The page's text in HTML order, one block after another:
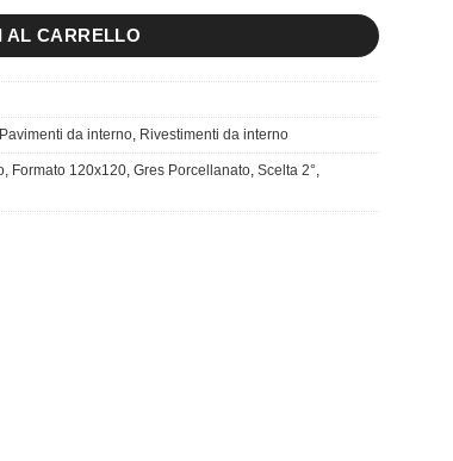
AL CARRELLO
Pavimenti da interno, Rivestimenti da interno
, Formato 120x120, Gres Porcellanato, Scelta 2°,